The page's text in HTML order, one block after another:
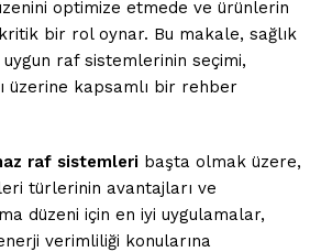
optimize etmede ve ürünlerin
bir rol oynar. Bu makale, sağlık
raf sistemlerinin seçimi,
üzerine kapsamlı bir rehber
raf sistemleri başta olmak üzere,
türlerinin avantajları ve
düzeni için en iyi uygulamalar,
verimliliği konularına